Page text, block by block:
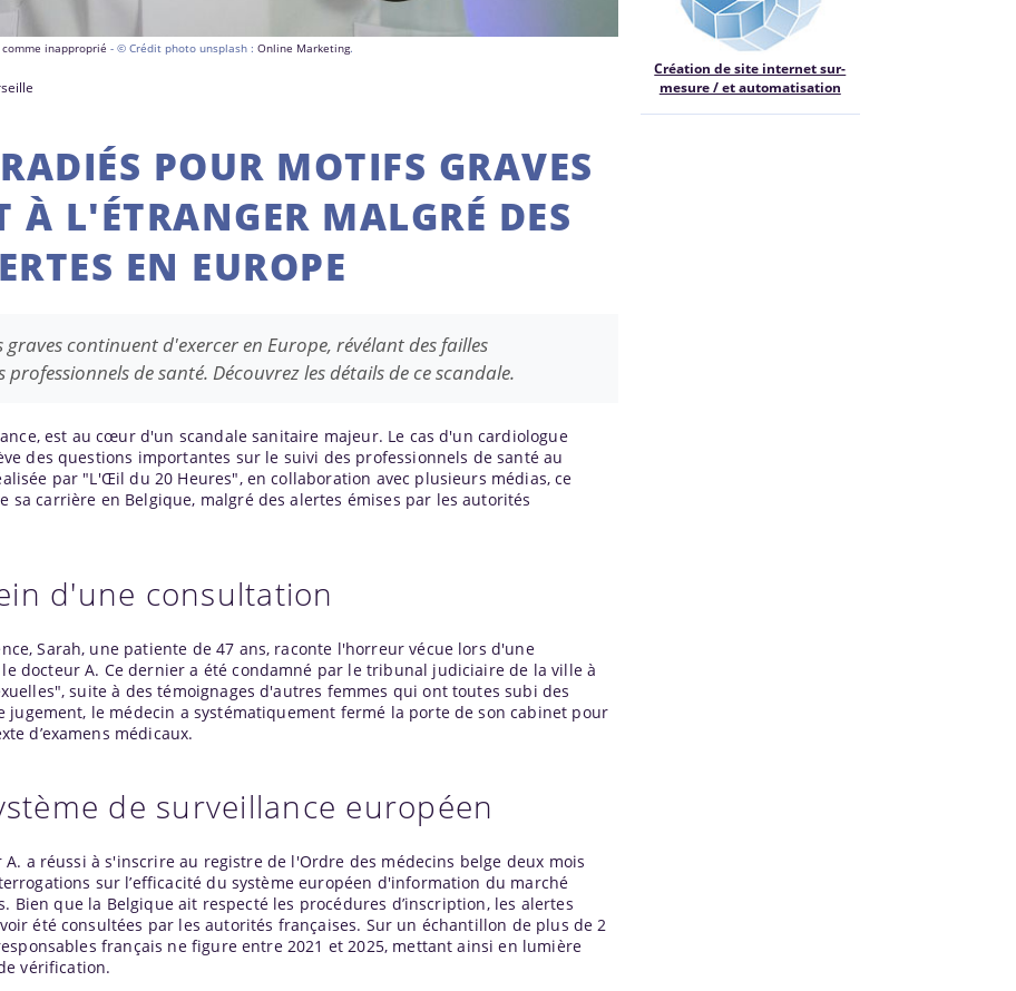
inapproprié - © Crédit photo unsplash :Online Marketing.
POUR MOTIFS GRAVES
À L'ÉTRANGER MALGRÉ DES
EN EUROPE
continuent d'exercer en Europe, révélant des failles
de santé. Découvrez les détails de ce scandale.
est au cœur d'un scandale sanitaire majeur. Le cas d'un cardiologue
des questions importantes sur le suivi des professionnels de santé au
par "L'Œil du 20 Heures", en collaboration avec plusieurs médias, ce
sa carrière en Belgique, malgré des alertes émises par les autorités
d'une consultation
Sarah, une patiente de 47 ans, raconte l'horreur vécue lors d'une
docteur A. Ce dernier a été condamné par le tribunal judiciaire de la ville à
suite à des témoignages d'autres femmes qui ont toutes subi des
jugement, le médecin a systématiquement fermé la porte de son cabinet pour
d’examens médicaux.
de surveillance européen
a réussi à s'inscrire au registre de l'Ordre des médecins belge deux mois
sur l’efficacité du système européen d'information du marché
Bien que la Belgique ait respecté les procédures d’inscription, les alertes
été consultées par les autorités françaises. Sur un échantillon de plus de 2
français ne figure entre 2021 et 2025, mettant ainsi en lumière
vérification.
Création de site internet sur-
mesure / et automatisation